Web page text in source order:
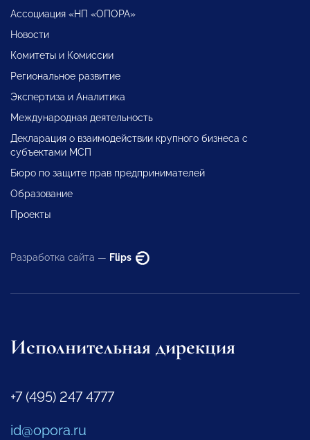
Ассоциация «НП «ОПОРА»
Новости
Комитеты и Комиссии
Региональное развитие
Экспертиза и Аналитика
Международная деятельность
Декларация о взаимодействии крупного бизнеса с
субъектами МСП
Бюро по защите прав предпринимателей
Образование
Проекты
Разработка сайта — Flips
Исполнительная дирекция
+7 (495) 247 4777
id@opora.ru